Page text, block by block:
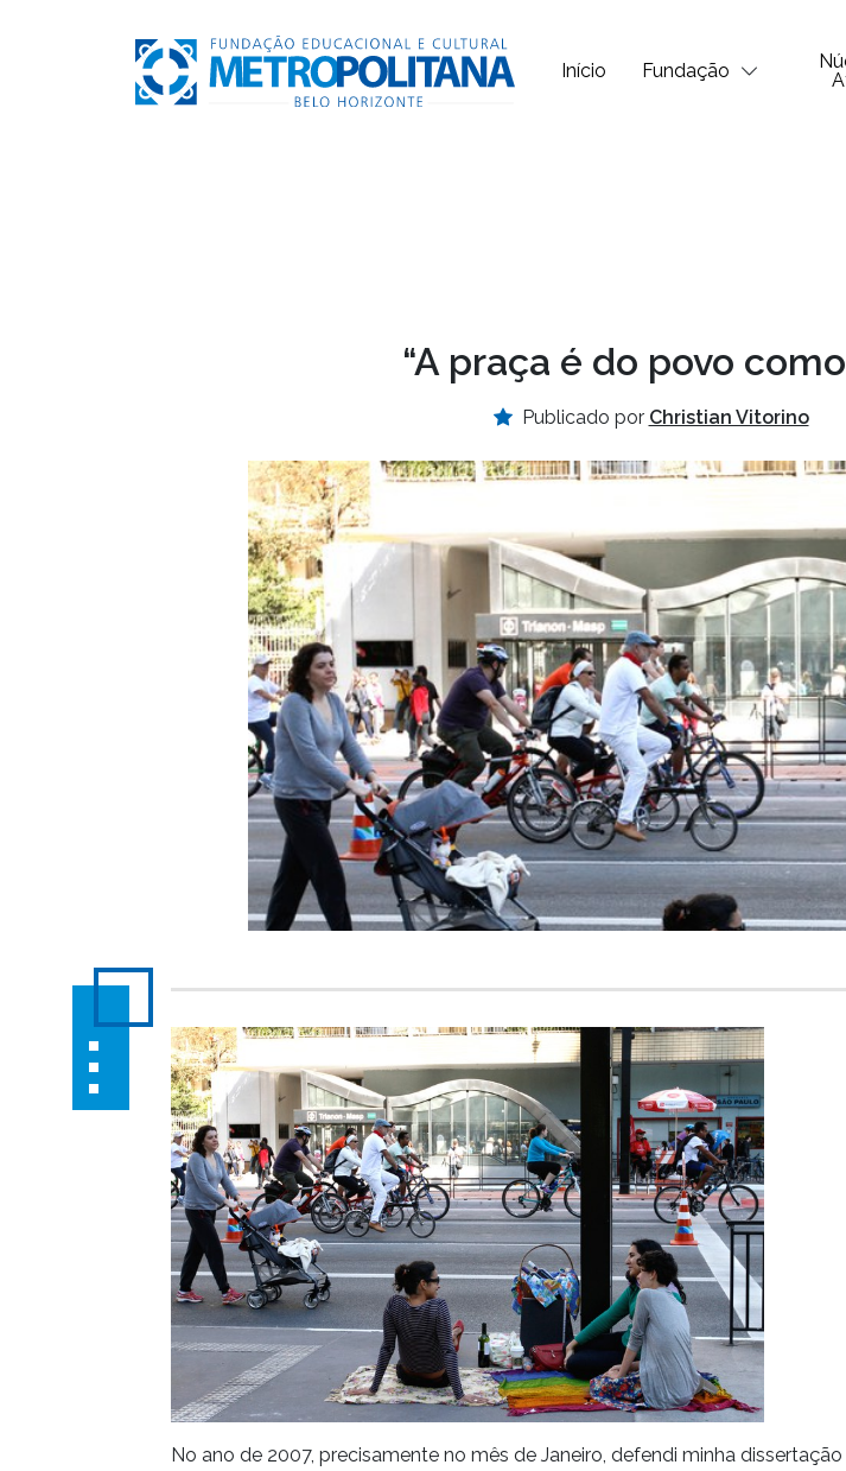
Início Fundação
“A praça é do povo
Publicado por Christian Vitorino
No ano de 2007, precisamente no mês de Janeiro, defendi minha